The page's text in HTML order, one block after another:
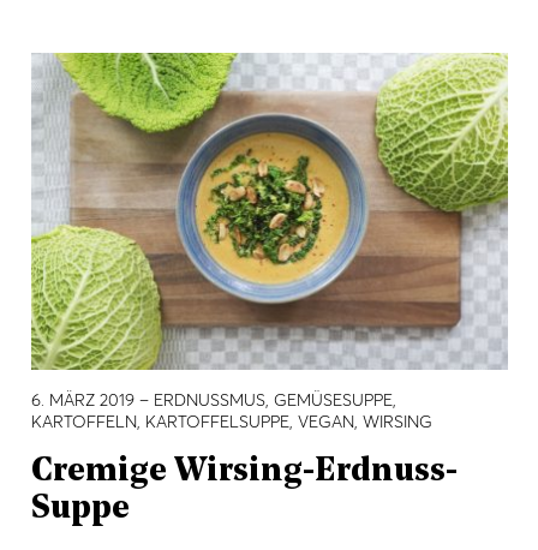
6. MÄRZ 2019– ERDNUSSMUS, GEMÜSESUPPE,
KARTOFFELN, KARTOFFELSUPPE, VEGAN, WIRSING
Cremige Wirsing-Erdnuss-
Suppe